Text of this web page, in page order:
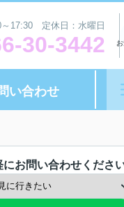
～17:30 定休日：水曜日
30-3442
い合わせ
にお問い合わせくださ